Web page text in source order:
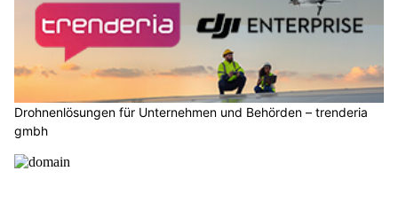
Drohnenlösungen für Unternehmen und Behörden – trenderia
gmbh